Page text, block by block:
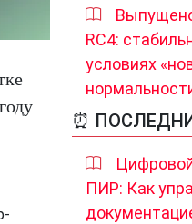
RC4:
условиях
⏰
ПИР: Как